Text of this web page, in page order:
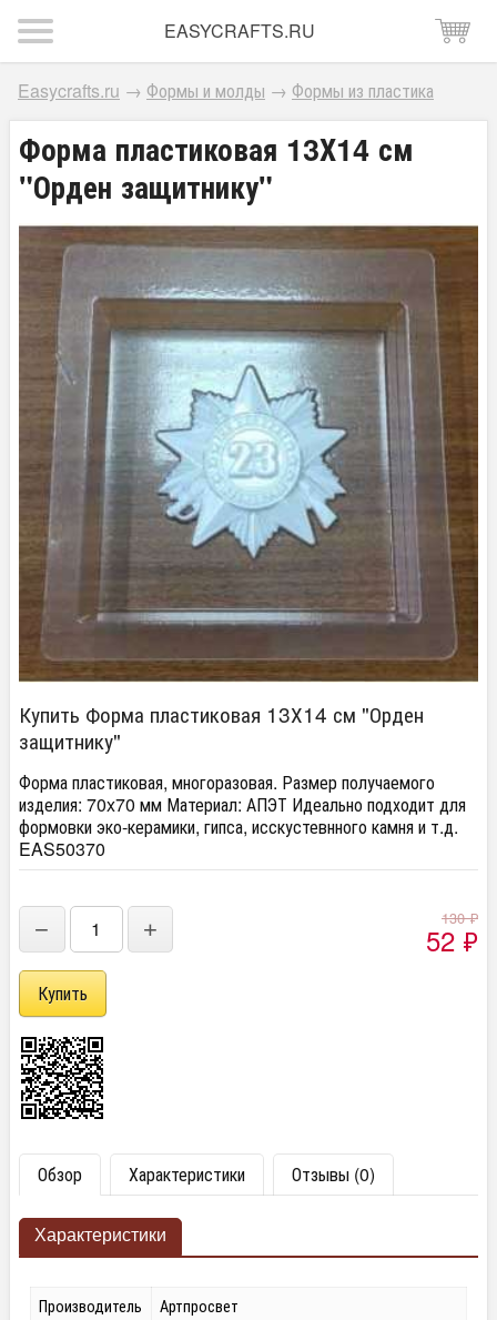
EASYCRAFTS.RU
Easycrafts.ru → Формы и молды → Формы из пластика
Форма пластиковая 13Х14 см
"Орден защитнику"
Купить Форма пластиковая 13Х14 см "Орден
защитнику"
Форма пластиковая, многоразовая. Размер получаемого
изделия: 70x70 мм Материал: АПЭТ Идеально подходит для
формовки эко-керамики, гипса, исскустевнного камня и т.д.
EAS50370
− + 130₽
52 ₽
Обзор Характеристики Отзывы (0)
Характеристики
Производитель
Артпросвет